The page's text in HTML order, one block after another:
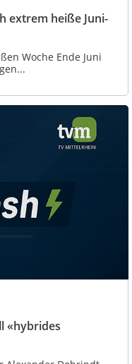
extrem heiße Juni-
Woche Ende Juni
«hybrides